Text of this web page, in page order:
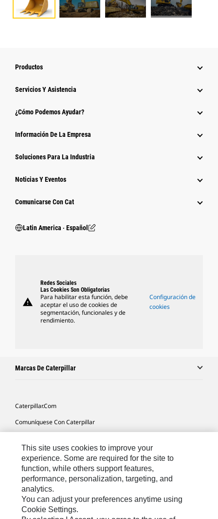
Productos
Servicios Y Asistencia
¿Cómo Podemos Ayudar?
Información De La Empresa
Soluciones Para La Industria
Noticias Y Eventos
Comunicarse Con Cat
Latin America ‧ Español
warning
Redes Sociales
Las Cookies Son Obligatorias
Para habilitar esta función, debe
aceptar el uso de cookies de
segmentación, funcionales y de
rendimiento.
Configuración de
cookies
Marcas De Caterpillar
Caterpillar.com
Comuníquese Con Caterpillar
Mapa Del Sitio
Cookie Settings
Avisos Legales
Privacidad
This site uses cookies to improve your
experience. Some are required for the site to
function, while others support features,
performance, personalization, targeting, and
analytics.
You can adjust your preferences anytime using
Cookie Settings.